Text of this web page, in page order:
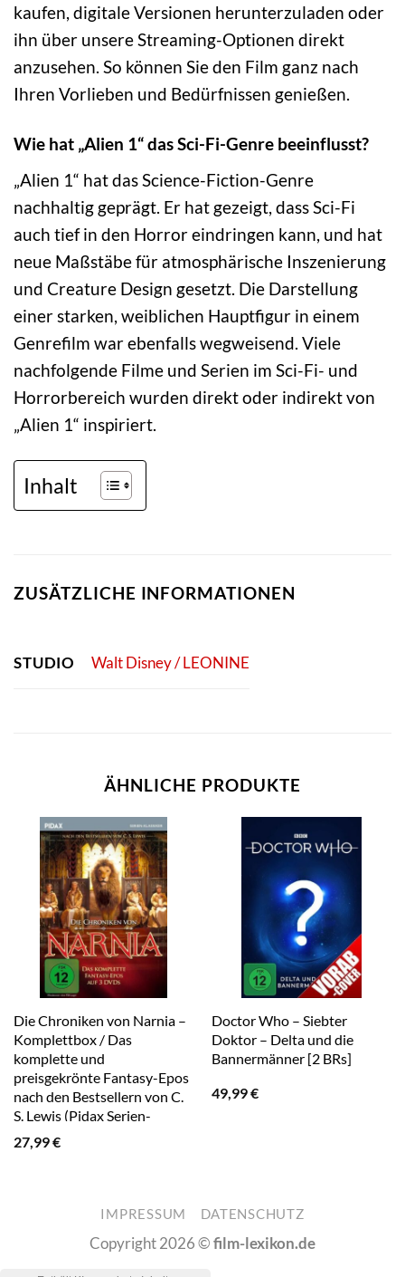
kaufen, digitale Versionen herunterzuladen oder
ihn über unsere Streaming-Optionen direkt
anzusehen. So können Sie den Film ganz nach
Ihren Vorlieben und Bedürfnissen genießen.
Wie hat „Alien 1“ das Sci-Fi-Genre beeinflusst?
„Alien 1“ hat das Science-Fiction-Genre
nachhaltig geprägt. Er hat gezeigt, dass Sci-Fi
auch tief in den Horror eindringen kann, und hat
neue Maßstäbe für atmosphärische Inszenierung
und Creature Design gesetzt. Die Darstellung
einer starken, weiblichen Hauptfigur in einem
Genrefilm war ebenfalls wegweisend. Viele
nachfolgende Filme und Serien im Sci-Fi- und
Horrorbereich wurden direkt oder indirekt von
„Alien 1“ inspiriert.
Inhalt
ZUSÄTZLICHE INFORMATIONEN
STUDIO Walt Disney / LEONINE
ÄHNLICHE PRODUKTE
Die Chroniken von Narnia –
Komplettbox / Das
komplette und
preisgekrönte Fantasy-Epos
nach den Bestsellern von C.
S. Lewis (Pidax Serien-
Klassiker) [3 DVDs]
27,99€
Doctor Who – Siebter
Doktor – Delta und die
Bannermänner [2 BRs]
49,99€
IMPRESSUM DATENSCHUTZ
Copyright 2026 ©film-lexikon.de